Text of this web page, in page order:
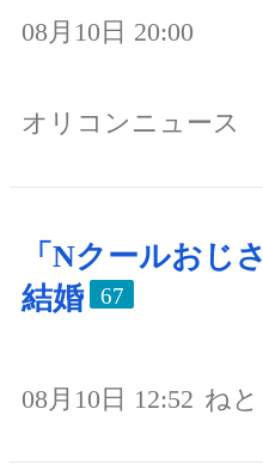
08月10日 20:00
オリコンニュース
「Nクールおじ
結婚
67
08月10日 12:52 ね